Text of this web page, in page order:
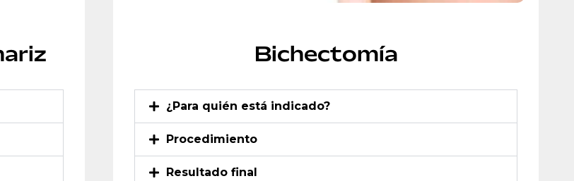
Bichectomía
¿Para quién está indicado?
Procedimiento
Resultado final